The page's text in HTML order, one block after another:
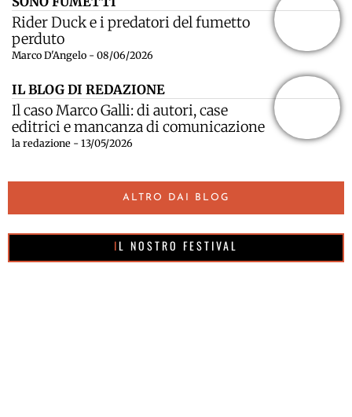
Rider Duck e i predatori del fumetto
perduto
Marco D'Angelo - 08/06/2026
IL BLOG DI REDAZIONE
Il caso Marco Galli: di autori, case
editrici e mancanza di comunicazione
la redazione - 13/05/2026
ALTRO DAI BLOG
IL NOSTRO FESTIVAL